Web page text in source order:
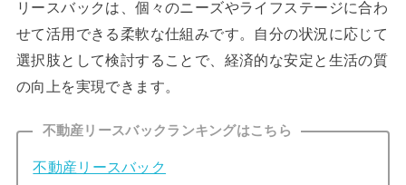
リースバックは、個々のニーズやライフステージに合わ
せて活用できる柔軟な仕組みです。自分の状況に応じて
選択肢として検討することで、経済的な安定と生活の質
の向上を実現できます。
不動産リースバックランキングはこちら
不動産リースバック